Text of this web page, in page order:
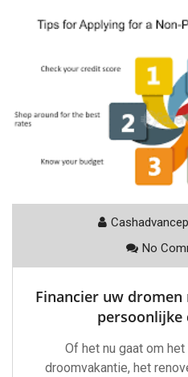
No
Financier uw
persoonlijke
Of het nu gaat om
droomvakantie, het